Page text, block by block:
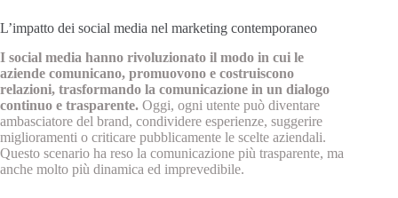
L’impatto dei social media nel marketing contemporaneo
I social media hanno rivoluzionato il modo in cui le
aziende comunicano, promuovono e costruiscono
relazioni, trasformando la comunicazione in un dialogo
continuo e trasparente. Oggi, ogni utente può diventare
ambasciatore del brand, condividere esperienze, suggerire
miglioramenti o criticare pubblicamente le scelte aziendali.
Questo scenario ha reso la comunicazione più trasparente, ma
anche molto più dinamica ed imprevedibile.